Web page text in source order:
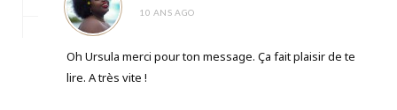
10 ANS AGO
Oh Ursula merci pour ton message. Ça fait plaisir de te
lire. A très vite !